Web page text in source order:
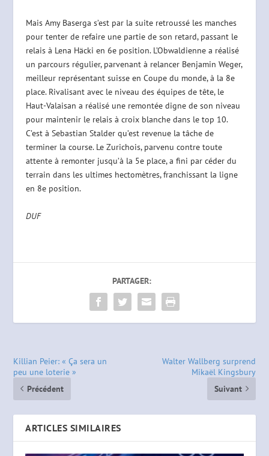
Mais Amy Baserga s’est par la suite retroussé les manches
pour tenter de refaire une partie de son retard, passant le
relais à Lena Häcki en 6e position. L’Obwaldienne a réalisé
un parcours régulier, parvenant à relancer Benjamin Weger,
meilleur représentant suisse en Coupe du monde, à la 8e
place. Rivalisant avec le niveau des équipes de tête, le
Haut-Valaisan a réalisé une remontée digne de son niveau
pour maintenir le relais à croix blanche dans le top 10.
C’est à Sebastian Stalder qu’est revenue la tâche de
terminer la course. Le Zurichois, parvenu contre toute
attente à remonter jusqu’à la 5e place, a fini par céder du
terrain dans les ultimes hectomètres, franchissant la ligne
en 8e position.
DUF
PARTAGER:
Killian Peier: « Ça sera un
peu une loterie »
Précédent
Walter Wallberg surprend
Mikaël Kingsbury
Suivant
ARTICLES SIMILAIRES